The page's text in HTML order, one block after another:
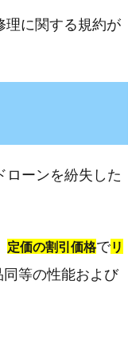
理に関する規約が
ローンを紛失した
定価の割引価格でリ
等の性能および